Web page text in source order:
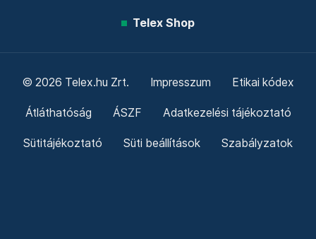
Telex Shop
© 2026 Telex.hu Zrt. Impresszum Etikai kódex
Átláthatóság ÁSZF Adatkezelési tájékoztató
Sütitájékoztató Süti beállítások Szabályzatok